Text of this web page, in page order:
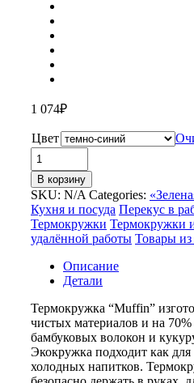
1 074₽
Цвет
Количество
товара
Термокружка
из
натуральных
волокон
«Muffin»
В корзину
SKU: N/A Categories:
Кухня и посуда Перекус в
Термокружки Термокружки
удалённой работы Товары из
Описание
Детали
Термокружка “Muffin”
чистых материалов и на
бамбуковых волокон и
Экокружка подходит как для
холодных напитков.